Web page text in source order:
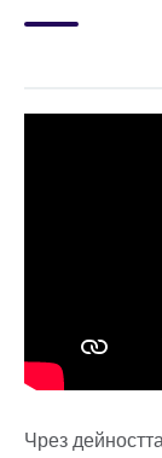
Чрез